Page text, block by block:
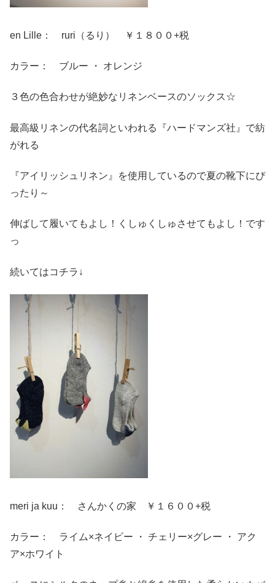
en Lille： ruri（るり） ￥１８００+税
カラー： ブルー ・ オレンジ
３色の色合わせが絶妙なリネンベースのソックス☆
最高級リネンの代名詞といわれる『ハードマンズ社』で紡
がれる
『アイリッシュリネン』を使用しているので夏の靴下にぴ
ったり～
伸ばして履いてもよし！くしゅくしゅさせてもよし！です
っ
続いてはコチラ↓
meri ja kuu： さんかくの家 ￥１６００+税
カラー： ライム×ネイビー ・ チェリー×グレー ・ アク
ア×ホワイト